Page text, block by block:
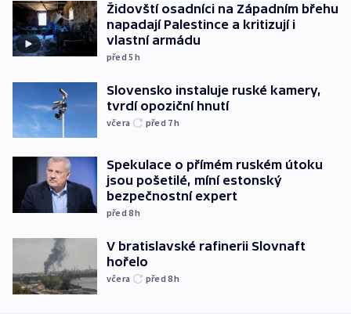
Židovští osadníci na Západním břehu
napadají Palestince a kritizují i
vlastní armádu
před 5h
Slovensko instaluje ruské kamery,
tvrdí opoziční hnutí
včera před 7h
Spekulace o přímém ruském útoku
jsou pošetilé, míní estonský
bezpečnostní expert
před 8h
V bratislavské rafinerii Slovnaft
hořelo
včera před 8h